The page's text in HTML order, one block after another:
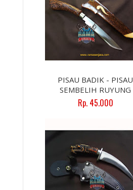
PISAU BADIK - PISAU
SEMBELIH RUYUNG
Rp. 45.000